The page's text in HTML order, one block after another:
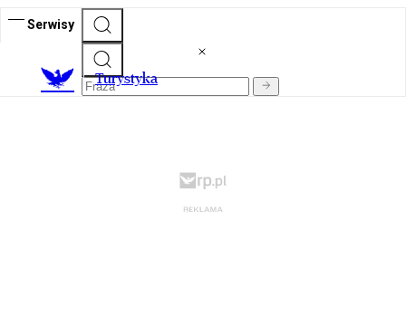
Serwisy
Turystyka